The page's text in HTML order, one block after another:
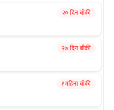
२० दिन बाँकी
२७ दिन बाँकी
१ महिना बाँकी